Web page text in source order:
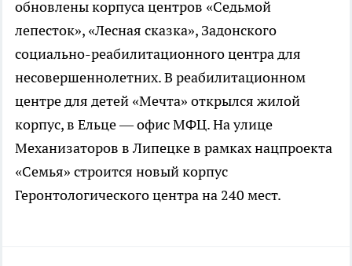
обновлены корпуса центров «Седьмой
лепесток», «Лесная сказка», Задонского
социально-реабилитационного центра для
несовершеннолетних. В реабилитационном
центре для детей «Мечта» открылся жилой
корпус, в Ельце — офис МФЦ. На улице
Механизаторов в Липецке в рамках нацпроекта
«Семья» строится новый корпус
Геронтологического центра на 240 мест.